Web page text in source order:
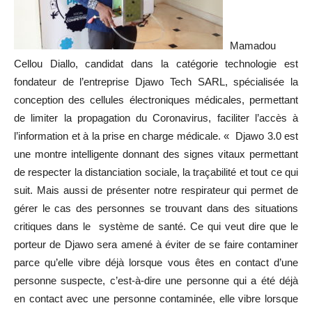
Mamadou
Cellou Diallo, candidat dans la catégorie technologie est
fondateur de l’entreprise Djawo Tech SARL, spécialisée la
conception des cellules électroniques médicales, permettant
de limiter la propagation du Coronavirus, faciliter l’accès à
l’information et à la prise en charge médicale. « Djawo 3.0 est
une montre intelligente donnant des signes vitaux permettant
de respecter la distanciation sociale, la traçabilité et tout ce qui
suit. Mais aussi de présenter notre respirateur qui permet de
gérer le cas des personnes se trouvant dans des situations
critiques dans le système de santé. Ce qui veut dire que le
porteur de Djawo sera amené à éviter de se faire contaminer
parce qu’elle vibre déjà lorsque vous êtes en contact d’une
personne suspecte, c’est-à-dire une personne qui a été déjà
en contact avec une personne contaminée, elle vibre lorsque